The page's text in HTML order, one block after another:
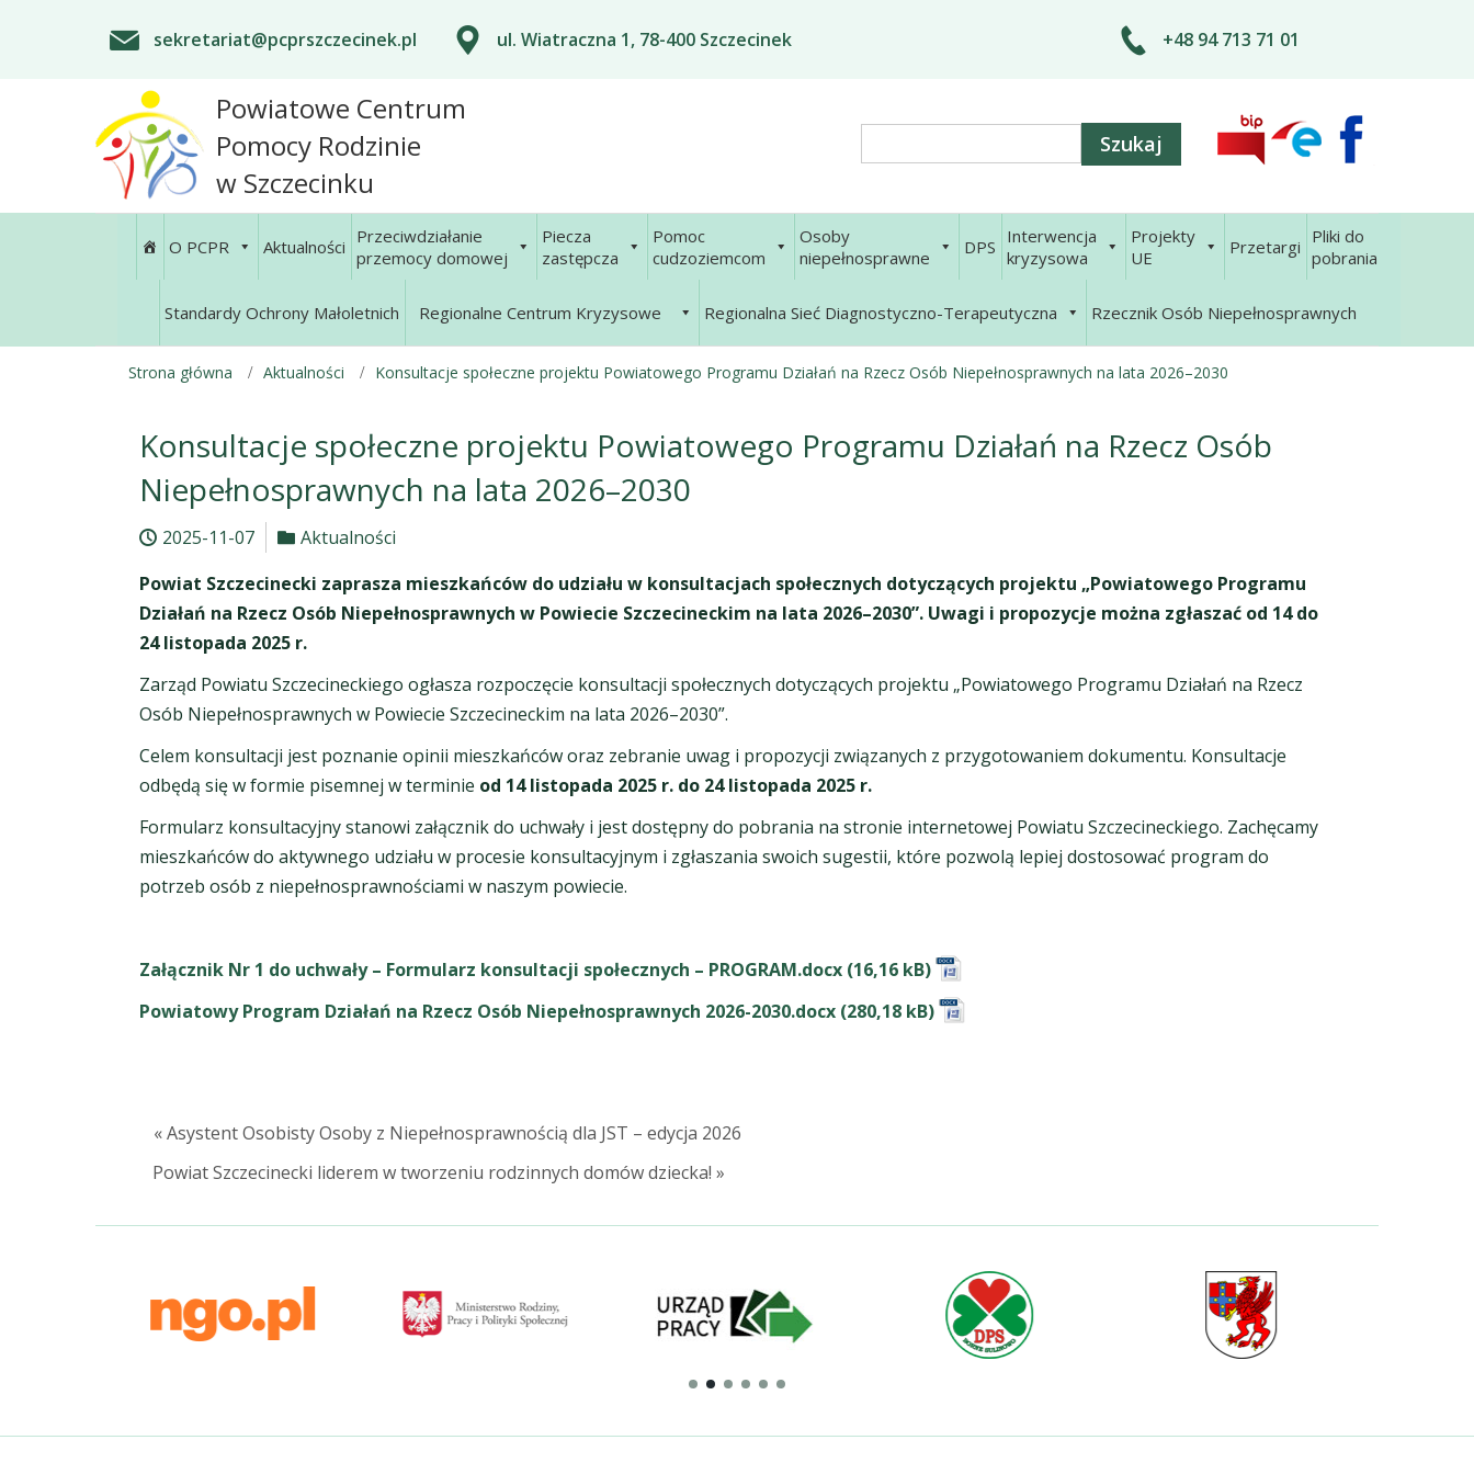
sekretariat@pcprszczecinek.pl ul. Wiatraczna 1, 78-400 Szczecinek +48 94 713 71 01
Powiatowe Centrum
Pomocy Rodzinie
w Szczecinku
O PCPR Aktualności Przeciwdziałanie
przemocy domowej
Piecza
zastępcza
Pomoc
cudzoziemcom
Osoby
niepełnosprawne
DPS Interwencja
kryzysowa
Projekty
UE
Przetargi Pliki do
pobrania
Standardy Ochrony Małoletnich Regionalne Centrum Kryzysowe Regionalna Sieć Diagnostyczno-Terapeutyczna Rzecznik Osób Niepełnosprawnych
Strona główna Aktualności Konsultacje społeczne projektu Powiatowego Programu Działań na Rzecz Osób Niepełnosprawnych na lata 2026–2030
Konsultacje społeczne projektu Powiatowego Programu Działań na Rzecz Osób
Niepełnosprawnych na lata 2026–2030
2025-11-07
Aktualności
Powiat Szczecinecki zaprasza mieszkańców do udziału w konsultacjach społecznych dotyczących projektu „Powiatowego Programu
Działań na Rzecz Osób Niepełnosprawnych w Powiecie Szczecineckim na lata 2026–2030”. Uwagi i propozycje można zgłaszać od 14 do
24 listopada 2025 r.
Zarząd Powiatu Szczecineckiego ogłasza rozpoczęcie konsultacji społecznych dotyczących projektu „Powiatowego Programu Działań na Rzecz
Osób Niepełnosprawnych w Powiecie Szczecineckim na lata 2026–2030”.
Celem konsultacji jest poznanie opinii mieszkańców oraz zebranie uwag i propozycji związanych z przygotowaniem dokumentu. Konsultacje
odbędą się w formie pisemnej w terminie od 14 listopada 2025 r. do 24 listopada 2025 r.
Formularz konsultacyjny stanowi załącznik do uchwały i jest dostępny do pobrania na stronie internetowej Powiatu Szczecineckiego. Zachęcamy
mieszkańców do aktywnego udziału w procesie konsultacyjnym i zgłaszania swoich sugestii, które pozwolą lepiej dostosować program do
potrzeb osób z niepełnosprawnościami w naszym powiecie.
Załącznik Nr 1 do uchwały – Formularz konsultacji społecznych – PROGRAM.docx
Powiatowy Program Działań na Rzecz Osób Niepełnosprawnych 2026-2030.docx
« Asystent Osobisty Osoby z Niepełnosprawnością dla JST – edycja 2026
Powiat Szczecinecki liderem w tworzeniu rodzinnych domów dziecka! »